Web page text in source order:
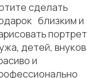
сделать
близким и
портрет
детей, внуков
и